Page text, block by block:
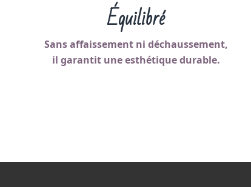
Équilibré
Sans affaissement ni déchaussement,
il garantit une esthétique durable.